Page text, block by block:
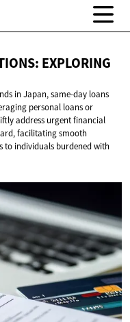
EXPLORING
in Japan, same-day loans
personal loans or
address urgent financial
facilitating smooth
to individuals burdened with